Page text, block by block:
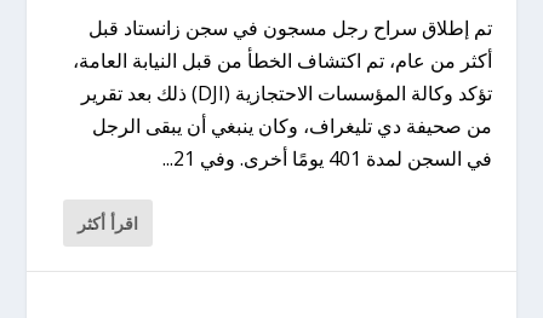
تم إطلاق سراح رجل مسجون في سجن زانستاد قبل
أكثر من عام، تم اكتشاف الخطأ من قبل النيابة العامة،
تؤكد وكالة المؤسسات الاحتجازية (DJI) ذلك بعد تقرير
من صحيفة دي تليغراف، وكان ينبغي أن يبقى الرجل
في السجن لمدة 401 يومًا أخرى. وفي 21...
اقرأ أكثر